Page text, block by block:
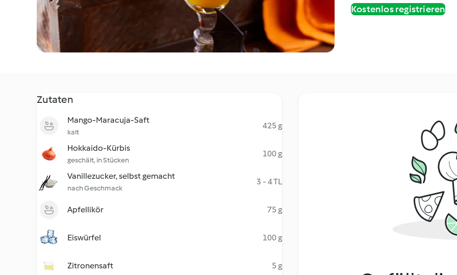
Kostenlos registrieren
Zutaten
Mango-Maracuja-Saft
kalt
425 g
Hokkaido-Kürbis
geschält, in Stücken
100 g
Vanillezucker, selbst gemacht
nach Geschmack
3 - 4 TL
Apfellikör 75 g
Eiswürfel 100 g
Zitronensaft 5 g